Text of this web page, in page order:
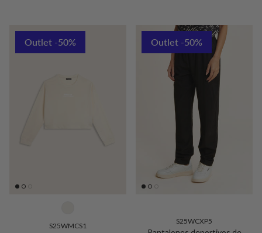
Outlet -50%
S25WMCS1
Outlet -50%
S25WCXP5